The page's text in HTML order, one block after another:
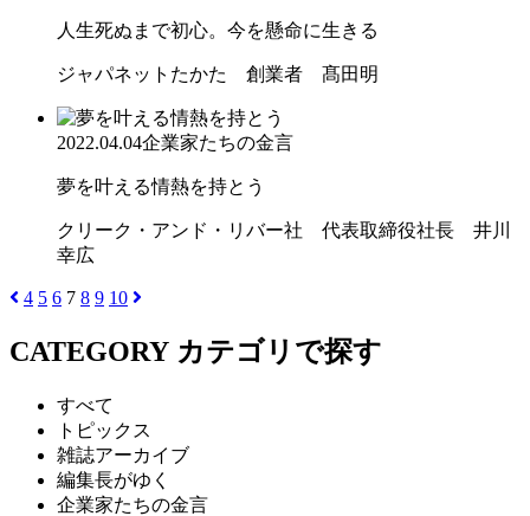
人生死ぬまで初心。今を懸命に生きる
ジャパネットたかた 創業者 髙田明
2022.04.04企業家たちの金言
夢を叶える情熱を持とう
クリーク・アンド・リバー社 代表取締役社長 井川
幸広
4 5 6 7 8 9 10
CATEGORY カテゴリで探す
すべて
トピックス
雑誌アーカイブ
編集長がゆく
企業家たちの金言